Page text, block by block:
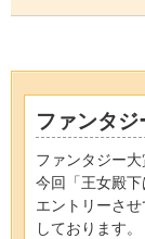
ファンタ
ファンタジー大
今回「王女殿
エントリーさ
しております。